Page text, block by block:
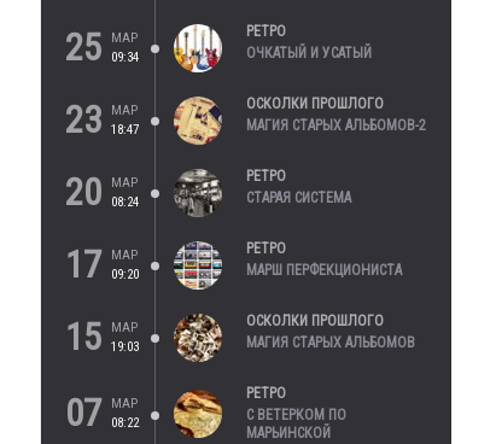
25
МАР
09:34
РЕТРО
ОЧКАТЫЙ И УСАТЫЙ
23
МАР
18:47
ОСКОЛКИ ПРОШЛОГО
МАГИЯ СТАРЫХ АЛЬБОМОВ-2
20
МАР
08:24
РЕТРО
СТАРАЯ СИСТЕМА
17
МАР
09:20
РЕТРО
МАРШ ПЕРФЕКЦИОНИСТА
15
МАР
19:03
ОСКОЛКИ ПРОШЛОГО
МАГИЯ СТАРЫХ АЛЬБОМОВ
07
МАР
08:22
РЕТРО
С ВЕТЕРКОМ ПО
МАРЬИНСКОЙ